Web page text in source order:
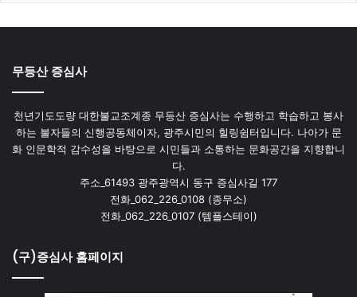
무등산 증심사
천년기도도량 대한불교조계종 무등산 증심사는 수행하고 학습하고 봉사
하는 불자들의 신행공동체이자, 광주시민의 힐링쉼터입니다. 나아가 문
화 인문학적 감수성을 바탕으로 시민들과 소통하는 문화공간을 지향합니
다.
주소_61493 광주광역시 동구 증심사길 177
전화_062_226_0108 (종무소)
전화_062_226_0107 (템플스테이)
(구)증심사 홈페이지